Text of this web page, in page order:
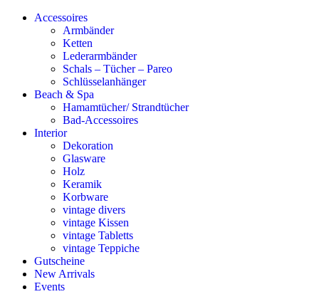
Accessoires
Armbänder
Ketten
Lederarmbänder
Schals – Tücher – Pareo
Schlüsselanhänger
Beach & Spa
Hamamtücher/ Strandtücher
Bad-Accessoires
Interior
Dekoration
Glasware
Holz
Keramik
Korbware
vintage divers
vintage Kissen
vintage Tabletts
vintage Teppiche
Gutscheine
New Arrivals
Events